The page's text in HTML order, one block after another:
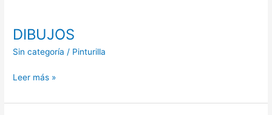
DIBUJOS
Sin categoría / Pinturilla
DIBUJOS
Leer más »